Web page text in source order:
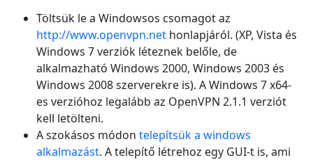
Töltsük le a Windowsos csomagot az
http://www.openvpn.net honlapjáról. (XP, Vista és
Windows 7 verziók léteznek belőle, de
alkalmazható Windows 2000, Windows 2003 és
Windows 2008 szerverekre is). A Windows 7 x64-
es verzióhoz legalább az OpenVPN 2.1.1 verziót
kell letölteni.
A szokásos módon telepítsük a windows
alkalmazást. A telepítő létrehoz egy GUI-t is, ami